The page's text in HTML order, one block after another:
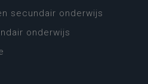
secundair onderwijs
onderwijs